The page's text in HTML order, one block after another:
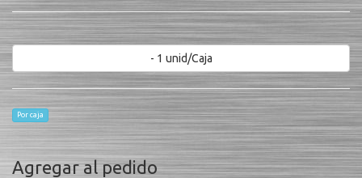
- 1 unid/Caja
Por caja
Agregar al pedido